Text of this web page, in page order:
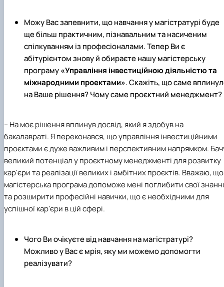
Можу Вас запевнити, що навчання у магістратурі буде
ще більш практичним, пізнавальним та насиченим
спілкуванням із професіоналами. Тепер Ви є
абітурієнтом знову й обираєте нашу магістерську
програму«Управління інвестиційною діяльністю та
міжнародними проектами». Скажіть, що саме
на Ваше рішення? Чому саме проєктний менеджмент?
– На моє рішення вплинув досвід, який я здобув на
бакалавраті. Я переконався, що управління інвестиційними
проєктами є дуже важливим і перспективним напрямком.
великий потенціал у проєктному менеджменті для розвитку
кар'єри та реалізації великих і амбітних проєктів. Вважаю, що
магістерська програма допоможе мені поглибити свої
та розширити професійні навички, що є необхідними для
успішної кар'єри в цій сфері.
Чого Ви очікуєте від навчання на магістратурі?
Можливо у Вас є мрія, яку ми можемо допомогти
реалізувати?